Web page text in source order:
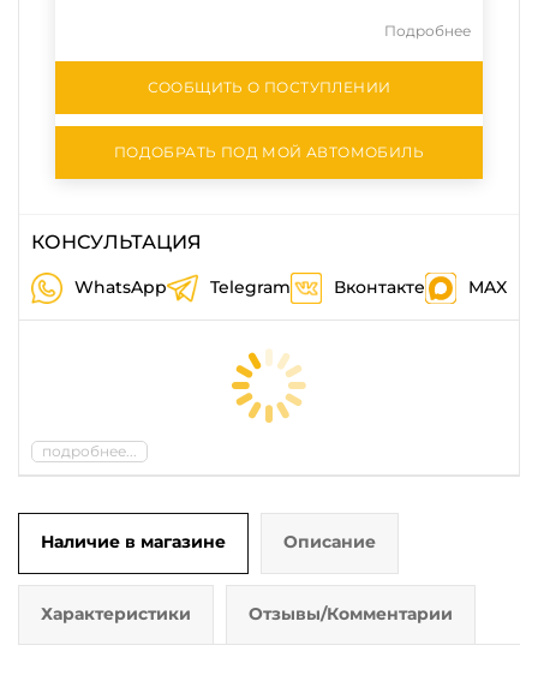
Подробнее
СООБЩИТЬ О ПОСТУПЛЕНИИ
ПОДОБРАТЬ ПОД МОЙ АВТОМОБИЛЬ
КОНСУЛЬТАЦИЯ
WhatsApp Telegram Вконтакте MAX
подробнее...
Наличие в магазине Описание
Характеристики Отзывы/Комментарии